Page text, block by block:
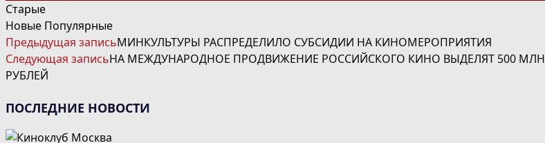
Старые
Новые Популярные
ЧИТАТЬ
ДАЛЕЕ
СТАТЬИ
Предыдущая записьМИНКУЛЬТУРЫ РАСПРЕДЕЛИЛО СУБСИДИИ НА КИНОМЕРОПРИЯТИЯ
Следующая записьНА МЕЖДУНАРОДНОЕ ПРОДВИЖЕНИЕ РОССИЙСКОГО КИНО ВЫДЕЛЯТ 500 МЛН
РУБЛЕЙ
ПОСЛЕДНИЕ НОВОСТИ